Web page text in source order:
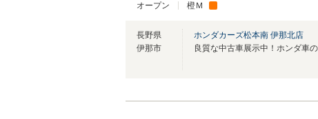
オープン 橙Ｍ
長野県
伊那市
ホンダカーズ松本南 伊那北店